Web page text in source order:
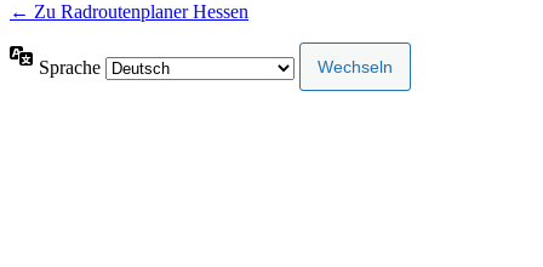
← Zu Radroutenplaner Hessen
Sprache